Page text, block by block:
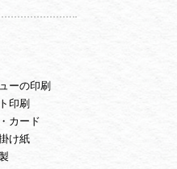
ーの印刷
印刷
カード
け紙